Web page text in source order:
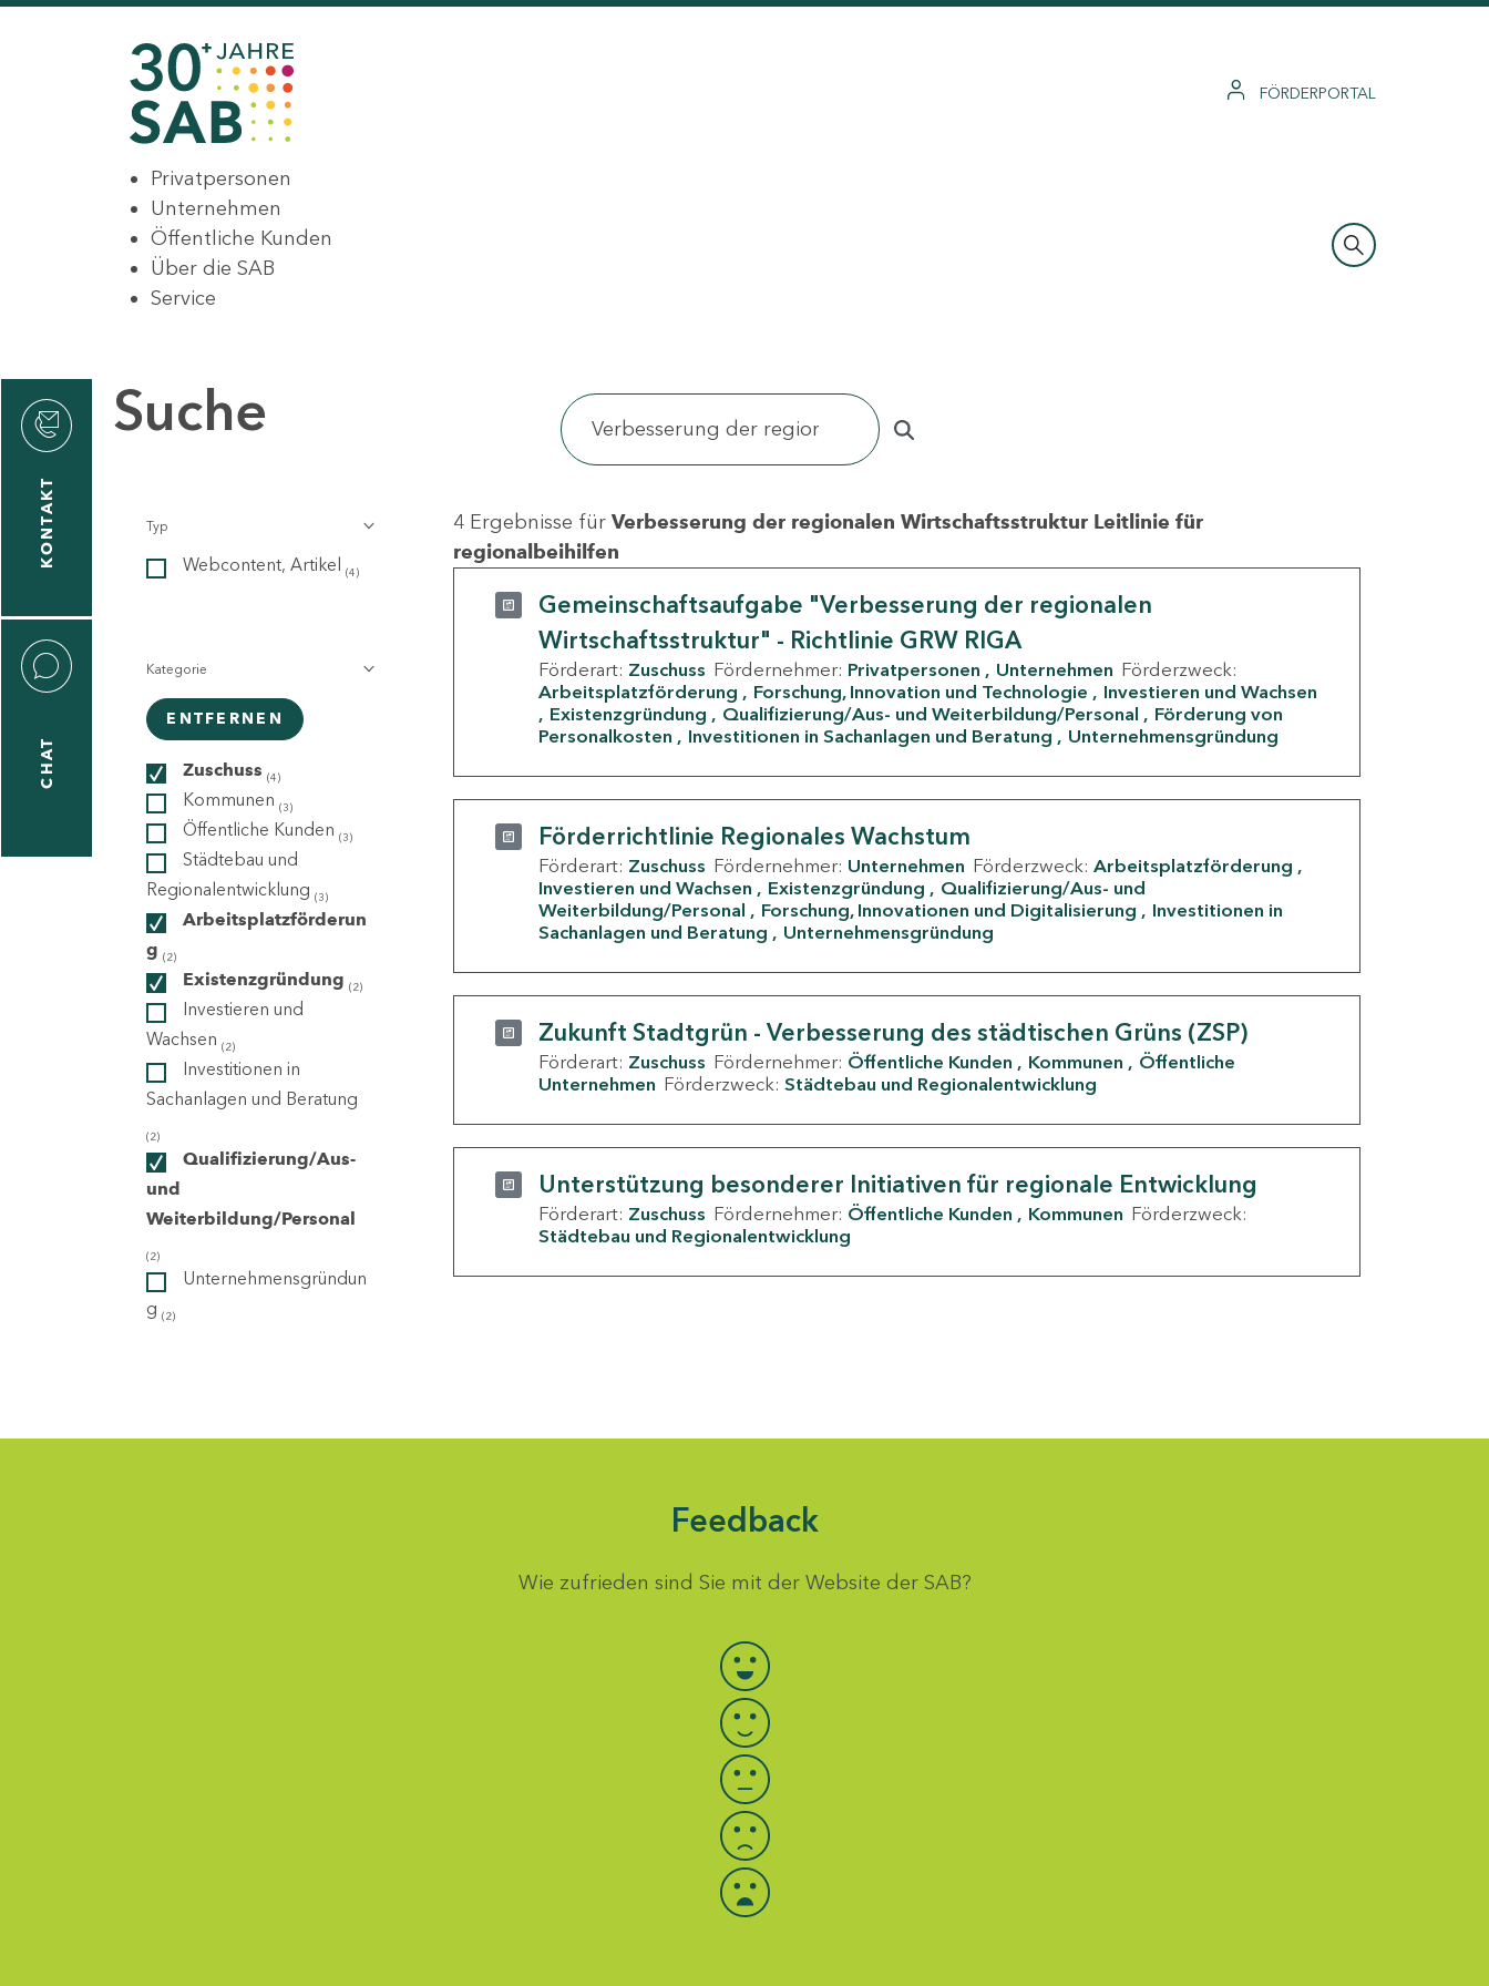
FÖRDERPORTAL
Privatpersonen
Unternehmen
Öffentliche Kunden
Über die SAB
Service
KONTAKT
CHAT
Suche
Typ
Webcontent, Artikel (4)
Kategorie
ENTFERNEN
Zuschuss (4)
Kommunen (3)
Öffentliche Kunden (3)
Städtebau und
Regionalentwicklung (3)
Arbeitsplatzförderun
g (2)
Existenzgründung (2)
Investieren und
Wachsen (2)
Investitionen in
Sachanlagen und Beratung
(2)
Qualifizierung/Aus-
und
Weiterbildung/Personal
(2)
Unternehmensgründun
g (2)
4 Ergebnisse für Verbesserung der regionalen Wirtschaftsstruktur Leitlinie für
regionalbeihilfen
Gemeinschaftsaufgabe "Verbesserung der regionalen
Wirtschaftsstruktur" - Richtlinie GRW RIGA
Förderart: Zuschuss Fördernehmer: Privatpersonen Unternehmen Förderzweck:
Arbeitsplatzförderung
Forschung, Innovation und Technologie
Investieren und Wachsen
Existenzgründung
Qualifizierung/Aus- und Weiterbildung/Personal
Förderung von
Personalkosten
Investitionen in Sachanlagen und Beratung Unternehmensgründung
Förderrichtlinie Regionales Wachstum
Förderart: Zuschuss Fördernehmer: Unternehmen Förderzweck: Arbeitsplatzförderung
Investieren und Wachsen
Existenzgründung
Qualifizierung/Aus- und
Weiterbildung/Personal
Forschung, Innovationen und Digitalisierung
Investitionen in
Sachanlagen und Beratung
Unternehmensgründung
Zukunft Stadtgrün - Verbesserung des städtischen Grüns (ZSP)
Förderart: Zuschuss Fördernehmer: Öffentliche Kunden Kommunen
Öffentliche
Unternehmen Förderzweck: Städtebau und Regionalentwicklung
Unterstützung besonderer Initiativen für regionale Entwicklung
Förderart: Zuschuss Fördernehmer: Öffentliche Kunden Kommunen Förderzweck:
Städtebau und Regionalentwicklung
Feedback
Wie zufrieden sind Sie mit der Website der SAB?
Bewertung auswählen